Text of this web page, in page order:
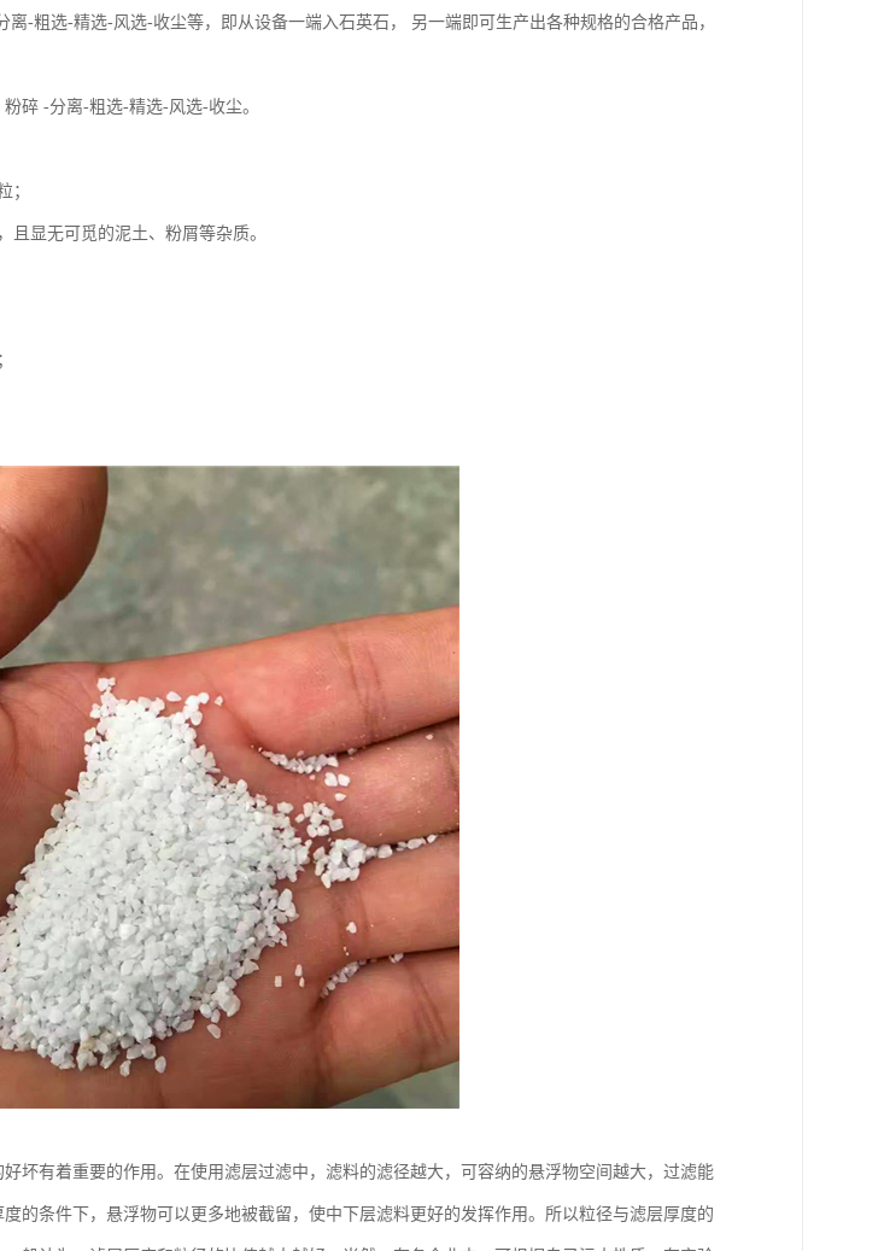
-粗选-精选-风选-收尘等，即从设备一端入石英石， 另一端即可生产出各种规格的合格产品，
碎 -分离-粗选-精选-风选-收尘。
；
且显无可觅的泥土、粉屑等杂质。
坏有着重要的作用。在使用滤层过滤中，滤料的滤径越大，可容纳的悬浮物空间越大，过滤能
的条件下，悬浮物可以更多地被截留，使中下层滤料更好的发挥作用。所以粒径与滤层厚度的